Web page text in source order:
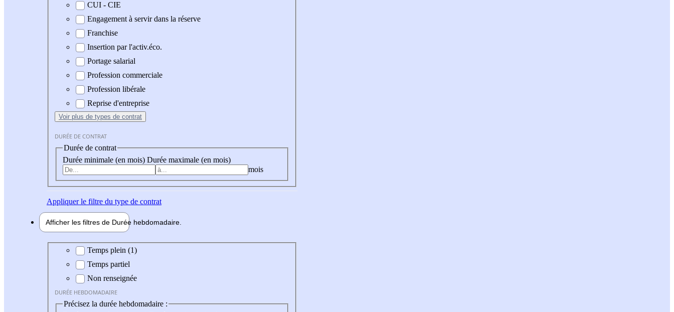
CUI - CIE
Engagement à servir dans la réserve
Franchise
Insertion par l'activ.éco.
Portage salarial
Profession commerciale
Profession libérale
Reprise d'entreprise
Voir plus de types de contrat
DURÉE DE CONTRAT
Durée de contrat
Durée minimale (en mois) Durée maximale (en mois)
mois
Appliquerle filtre du type de contrat
Afficher les filtres de Durée hebdomadaire
Durée hebdomadaire
Temps plein (1)
Temps partiel
Non renseignée
DURÉE HEBDOMADAIRE
Précisez la durée hebdomadaire :